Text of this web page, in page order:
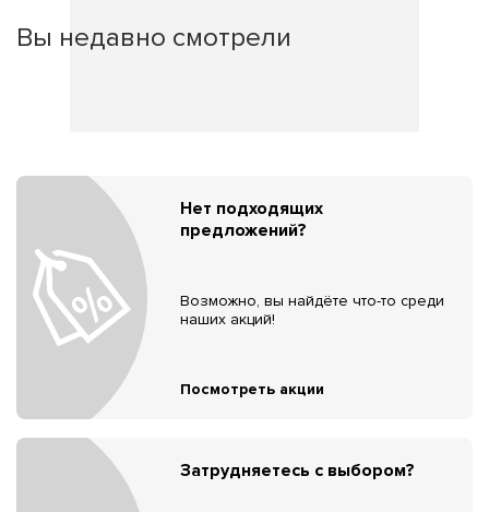
Вы недавно смотрели
Нет подходящих
предложений?
Возможно, вы найдёте что-то среди
наших акций!
Посмотреть акции
Затрудняетесь с выбором?